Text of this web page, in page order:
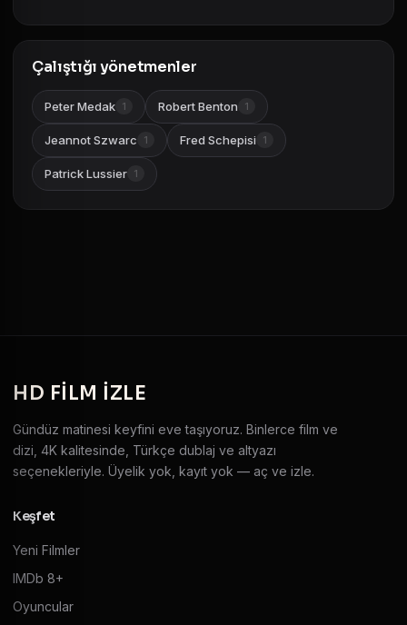
Çalıştığı yönetmenler
Peter Medak 1 Robert Benton 1
Jeannot Szwarc 1 Fred Schepisi 1
Patrick Lussier 1
HD FILM IZLE
Gündüz matinesi keyfini eve taşıyoruz. Binlerce film ve
dizi, 4K kalitesinde, Türkçe dublaj ve altyazı
seçenekleriyle. Üyelik yok, kayıt yok — aç ve izle.
Keşfet
Yeni Filmler
IMDb 8+
Oyuncular